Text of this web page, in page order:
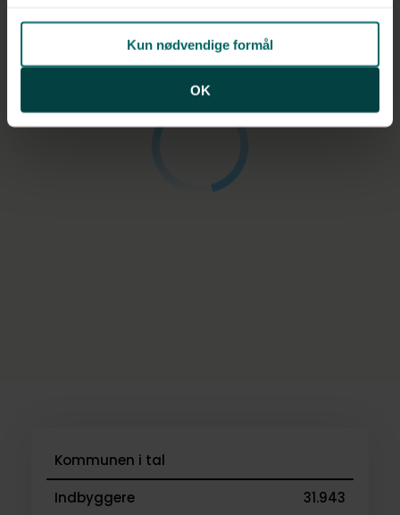
Kun nødvendige formål
OK
Kommunen i tal
Indbyggere
31.943